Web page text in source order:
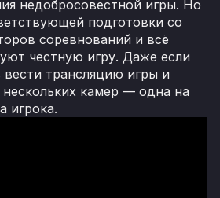
недобросовестной игры. Но
подготовки со
соревнований и всё
честную игру. Даже если
вести трансляцию игры и
нескольких камер — одна на
игрока.